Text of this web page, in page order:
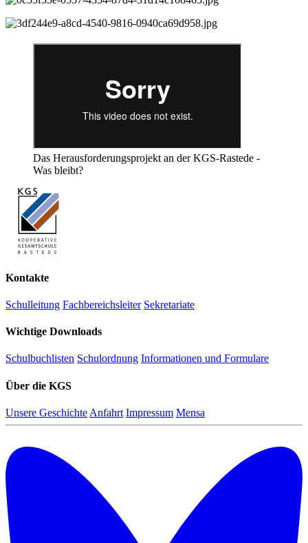
Das Herausforderungsprojekt an der KGS-Rastede -
Was bleibt?
Kontakte
Schulleitung Fachbereichsleiter Sekretariate
Wichtige Downloads
Schulbuchlisten Schulordnung Informationen und Formulare
Über die KGS
Unsere Geschichte Anfahrt Impressum Mensa